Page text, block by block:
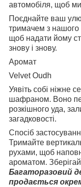
автомобіля, щоб
Поєднайте ваш
тримачем з нашого
щоб надати йому
знову і знову.
Аромат
Velvet Oudh
Уявіть собі ніжне
шафраном. Воно
розкішного уда,
загадковості.
Спосіб
Тримайте
рухами, щоб
ароматом.
Багаторазовий
продається